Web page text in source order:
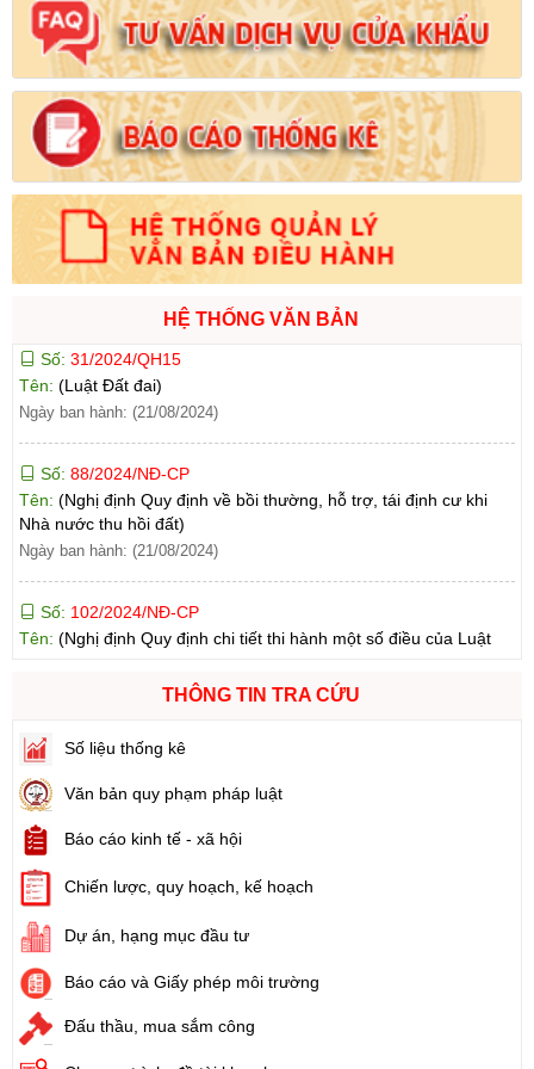
HỆ THỐNG VĂN BẢN
Ngày ban hành: (21/08/2024)
Số:1731/KH-UBND
Tên:(Kế hoạch triển khai thi hành Luật Đất đai năm 2024)
Ngày ban hành: (21/08/2024)
Số:71/2024/NĐ-CP
Tên:(Nghị định Quy định về giá đất)
Ngày ban hành: (21/08/2024)
31/2024/QH15
Ngày ban hành: (21/08/2024)
Số:88/2024/NĐ-CP
Tên:(Nghị định Quy định về bồi thường, hỗ trợ, tái định cư khi
Nhà nước thu hồi đất)
Ngày ban hành: (21/08/2024)
Số:102/2024/NĐ-CP
Tên:(Nghị định Quy định chi tiết thi hành một số điều của Luật
Đất đai)
Ngày ban hành: (21/08/2024)
103/2024/NĐ-CP
Ngày ban hành: (21/08/2024)
Số:
Tên:
(Kế hoạch triển khai thi hành Luật Đất đai năm 2024)
Ngày ban hành: (21/08/2024)
Số:71/2024/NĐ-CP
Tên:
Ngày ban hành: (21/08/2024)
Số:
THÔNG TIN TRA CỨU
Số liệu thống kê
Văn bản quy phạm pháp luật
Báo cáo kinh tế - xã hội
Chiến lược, quy hoạch, kế hoạch
Dự án, hạng mục đầu tư
Báo cáo và Giấy phép môi trường
Đấu thầu, mua sắm công